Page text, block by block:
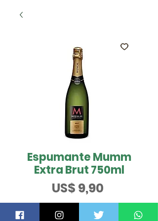
Espumante Mumm
Extra Brut 750ml
US$ 9,90
ESGOTADO